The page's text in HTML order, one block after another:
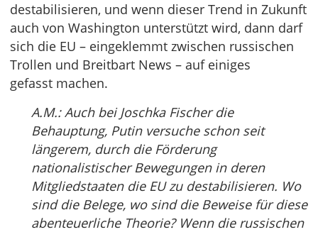
destabilisieren, und wenn dieser Trend in Zukunft
auch von Washington unterstützt wird, dann darf
sich die EU – eingeklemmt zwischen russischen
Trollen und Breitbart News – auf einiges
gefasst machen.
A.M.: Auch bei Joschka Fischer die
Behauptung, Putin versuche schon seit
längerem, durch die Förderung
nationalistischer Bewegungen in deren
Mitgliedstaaten die EU zu destabilisieren. Wo
sind die Belege, wo sind die Beweise für diese
abenteuerliche Theorie? Wenn die russischen